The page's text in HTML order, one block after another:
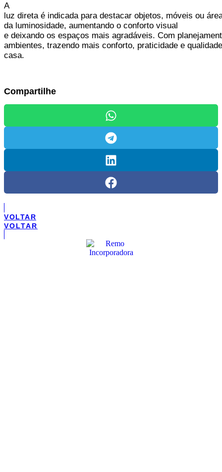
A
luz direta é indicada para destacar objetos, móveis ou
da luminosidade, aumentando o conforto visual
e deixando os espaços mais agradáveis. Com
ambientes, trazendo mais conforto, praticidade e
casa.
Compartilhe
VOLTAR
VOLTAR